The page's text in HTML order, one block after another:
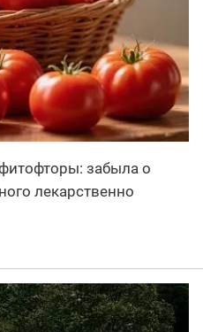
забыла о
лекарственно